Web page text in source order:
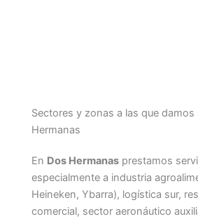
Sectores y zonas a las que damos
Hermanas
En Dos Hermanas prestamos
especialmente a industria
Heineken, Ybarra), logística sur,
comercial, sector aeronáutico